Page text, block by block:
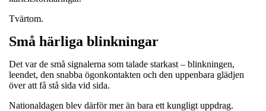
Tvärtom.
Små härliga blinkningar
Det var de små signalerna som talade starkast – blinkningen,
leendet, den snabba ögonkontakten och den uppenbara glädjen
över att få stå sida vid sida.
Nationaldagen blev därför mer än bara ett kungligt uppdrag.